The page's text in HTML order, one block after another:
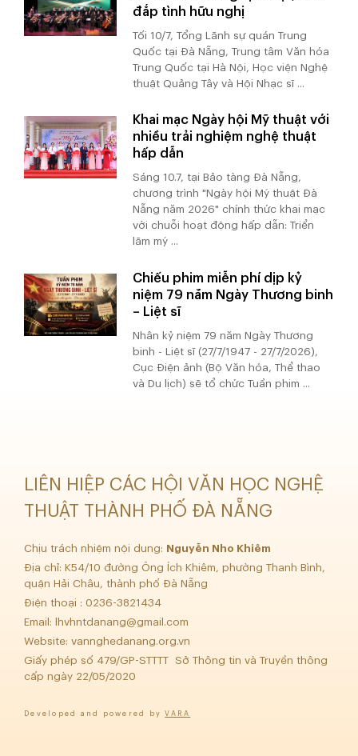
đắp tình hữu nghị
Tối 10/7, Tổng Lãnh sự quán Trung
Quốc tại Đà Nẵng, Trung tâm Văn hóa
Trung Quốc tại Hà Nội, Học viện Nghệ
thuật Quảng Tây và Hội Nhạc sĩ ...
Khai mạc Ngày hội Mỹ thuật với
nhiều trải nghiệm nghệ thuật
hấp dẫn
Sáng 10.7, tại Bảo tàng Đà Nẵng,
chương trình "Ngày hội Mỹ thuật Đà
Nẵng năm 2026" chính thức khai mạc
với chuỗi hoạt động hấp dẫn: Triển
lãm mỹ ...
Chiếu phim miễn phí dịp kỷ
niệm 79 năm Ngày Thương binh
– Liệt sĩ
Nhân kỷ niệm 79 năm Ngày Thương
binh - Liệt sĩ (27/7/1947 - 27/7/2026),
Cục Điện ảnh (Bộ Văn hóa, Thể thao
và Du lịch) sẽ tổ chức Tuần phim ...
LIÊN HIỆP CÁC HỘI VĂN HỌC NGHỆ
THUẬT THÀNH PHỐ ĐÀ NẴNG
Chịu trách nhiệm nội dung: Nguyễn Nho Khiêm
Địa chỉ: K54/10 đường Ông Ích Khiêm, phường Thanh Bình,
quận Hải Châu, thành phố Đà Nẵng
Điện thoại : 0236-3821434
Email:
lhvhntdanang@gmail.com
Website: vannghedanang.org.vn
Giấy phép số 479/GP-STTTT Sở Thông tin và Truyền thông
cấp ngày 22/05/2020
Developed and powered byVARA